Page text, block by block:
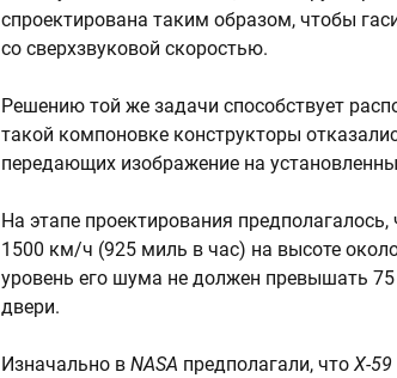
спроектирована таким образом, чтобы
со сверхзвуковой скоростью.
Решению той же задачи способствует
такой компоновке конструкторы
передающих изображение на
На этапе проектирования предполагалось,
1500 км/ч (925 миль в час) на высоте
уровень его шума не должен превышать 75
двери.
Изначально в NASA предполагали, что X-59